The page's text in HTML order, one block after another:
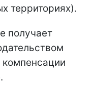
территориях).
получает